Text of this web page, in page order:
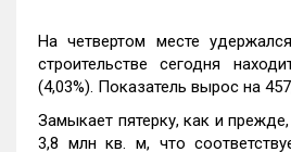
На четвертом месте
строительстве сегодня
(4,03%). Показатель вырос на
Замыкает пятерку, как и прежде,
3,8 млн кв. м, что